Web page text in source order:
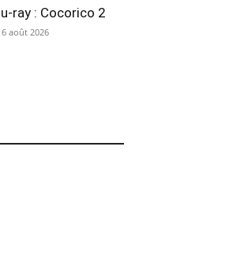
ray : Cocorico 2
6 août 2026